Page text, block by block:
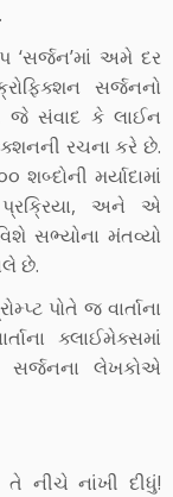
‘સર્જન’માં અમે દર
સર્જનનો
જે સંવાદ કે લાઈન
રચના કરે છે.
મર્યાદામાં
પ્રક્રિયા, અને એ
સભ્યોના મંતવ્યો
છે.
પોતે જ વાર્તાના
ક્લાઈમેક્સમાં
સર્જનના લેખકોએ
નીચે નાંખી દીધું!